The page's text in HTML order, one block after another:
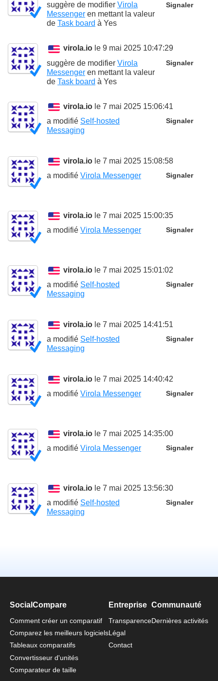
Signaler
suggère de modifier Virola
Messenger en mettant la valeur
de Task board à Yes
virola.io le 9 mai 2025 10:47:29
Signaler
suggère de modifier Virola
Messenger en mettant la valeur
de Task board à Yes
virola.io le 7 mai 2025 15:06:41
Signaler
a modifié Self-hosted
Messaging
virola.io le 7 mai 2025 15:08:58
Signaler
a modifié Virola Messenger
virola.io le 7 mai 2025 15:00:35
Signaler
a modifié Virola Messenger
virola.io le 7 mai 2025 15:01:02
Signaler
a modifié Self-hosted
Messaging
virola.io le 7 mai 2025 14:41:51
Signaler
a modifié Self-hosted
Messaging
virola.io le 7 mai 2025 14:40:42
Signaler
a modifié Virola Messenger
virola.io le 7 mai 2025 14:35:00
Signaler
a modifié Virola Messenger
virola.io le 7 mai 2025 13:56:30
Signaler
a modifié Self-hosted
Messaging
SocialCompare
Comment créer un comparatif
Comparez les meilleurs logiciels
Tableaux comparatifs
Convertisseur d'unités
Comparateur de taille
Entreprise
Transparence
Légal
Contact
Communauté
Dernières activités